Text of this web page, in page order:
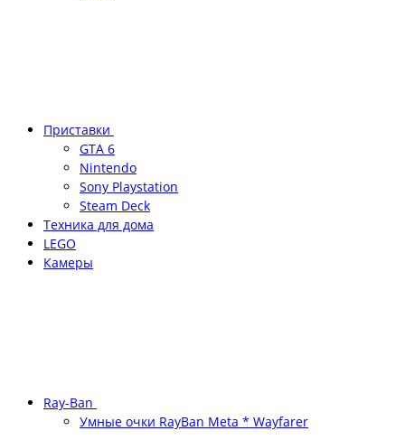
Приставки
GTA 6
Nintendo
Sony Playstation
Steam Deck
Техника для дома
LEGO
Камеры
Ray-Ban
Умные очки RayBan Meta * Wayfarer